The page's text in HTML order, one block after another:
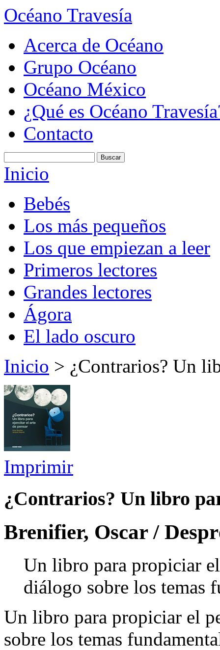
Océano Travesía
Acerca de Océano
Grupo Océano
Océano México
¿Qué es Océano
Contacto
Inicio
Bebés
Los más pequeños
Los que empiezan a leer
Primeros lectores
Grandes lectores
Ágora
El lado oscuro
Inicio > ¿Contrarios? Un
Imprimir
¿Contrarios? Un libro
Brenifier, Oscar /
Un libro para propiciar
diálogo sobre los temas
Un libro para propiciar el
sobre los temas